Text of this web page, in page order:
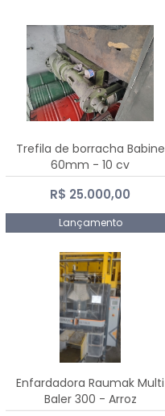
Trefila de borracha Babine
60mm - 10 cv
R$ 25.000,00
Lançamento
Enfardadora Raumak Multi
Baler 300 - Arroz